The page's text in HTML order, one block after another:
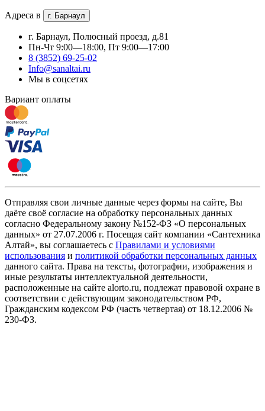
Адреса в г. Барнаул
г. Барнаул, Полюсный проезд, д.81
Пн-Чт 9:00—18:00, Пт 9:00—17:00
8 (3852) 69-25-02
Info@sanaltai.ru
Мы в соцсетях
Вариант оплаты
Отправляя свои личные данные через формы на сайте, Вы
даёте своё согласие на обработку персональных данных
согласно Федеральному закону №152-ФЗ «О персональных
данных» от 27.07.2006 г. Посещая сайт компании «Cантехника
Алтай», вы соглашаетесь с Правилами и условиями
использования и политикой обработки персональных данных
данного сайта. Права на тексты, фотографии, изображения и
иные результаты интеллектуальной деятельности,
расположенные на сайте alorto.ru, подлежат правовой охране в
соответствии с действующим законодательством РФ,
Гражданским кодексом РФ (часть четвертая) от 18.12.2006 №
230-ФЗ.